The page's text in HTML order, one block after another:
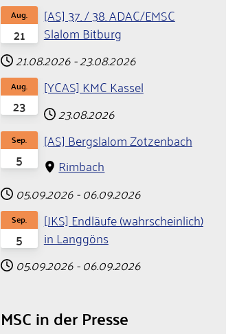
21
Aug.
[AS] 37. / 38. ADAC/EMSC
Slalom Bitburg
21.08.2026-23.08.2026
23
Aug.
[YCAS] KMC Kassel
23.08.2026
5
Sep.
[AS] Bergslalom Zotzenbach
Rimbach
05.09.2026- 06.09.2026
5
Sep.
[JKS] Endläufe (wahrscheinlich)
in Langgöns
05.09.2026- 06.09.2026
MSC in der Presse